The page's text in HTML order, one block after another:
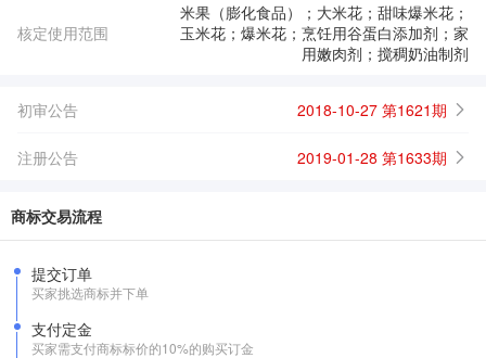
核定使用范围
米果（膨化食品）；大米花；甜味爆米花；
玉米花；爆米花；烹饪用谷蛋白添加剂；家
用嫩肉剂；搅稠奶油制剂
初审公告 2018-10-27 第1621期
注册公告 2019-01-28 第1633期
商标交易流程
提交订单
买家挑选商标并下单
支付定金
买家需支付商标标价的10%的购买订金